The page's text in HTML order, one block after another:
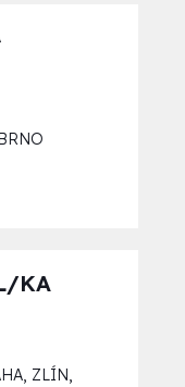
KA
, ZLÍN,